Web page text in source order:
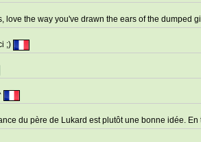
love the way you've drawn the ears of the dumped
;)
du père de Lukard est plutôt une bonne idée.